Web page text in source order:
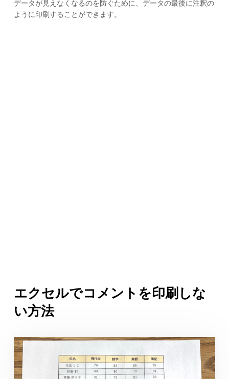
データが見えなくなるのを防ぐために、データの最後に注釈の
ように印刷することができます。
エクセルでコメントを印刷しな
い方法